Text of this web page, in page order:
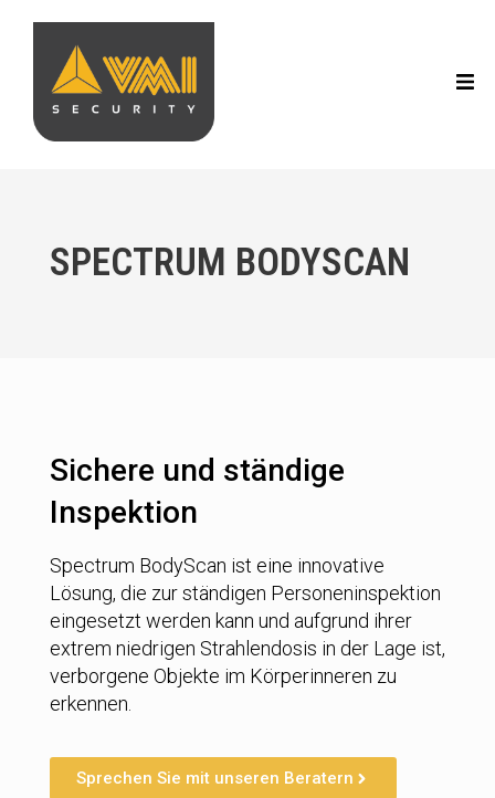
SPECTRUM BODYSCAN
Sichere und ständige
Inspektion
Spectrum BodyScan ist eine innovative
Lösung, die zur ständigen Personeninspektion
eingesetzt werden kann und aufgrund ihrer
extrem niedrigen Strahlendosis in der Lage ist,
verborgene Objekte im Körperinneren zu
erkennen.
Sprechen Sie mit unseren Beratern